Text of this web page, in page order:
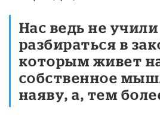
Нас ведь не учили
разбираться в
которым живет
собственное
наяву, а, тем